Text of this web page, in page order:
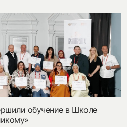
обучение в Школе